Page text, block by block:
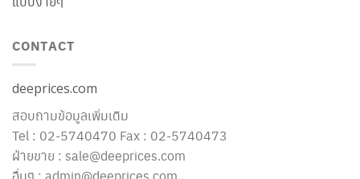
CONTACT
deeprices.com
สอบถามข้อมูลเพิ่มเติม
Tel : 02-5740470 Fax : 02-5740473
ฝ่ายขาย : sale@deeprices.com